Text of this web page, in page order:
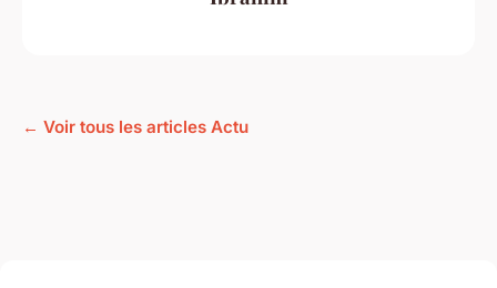
← Voir tous les articles Actu